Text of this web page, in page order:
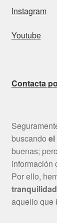
Instagram
Youtube
Contacta
buscando el
buenas;
información
Por ello,
tranquilidad
aquello que